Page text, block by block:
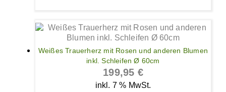
Weißes Trauerherz mit Rosen und anderen Blumen
inkl. Schleifen Ø 60cm
199,95 €
inkl. 7 % MwSt.